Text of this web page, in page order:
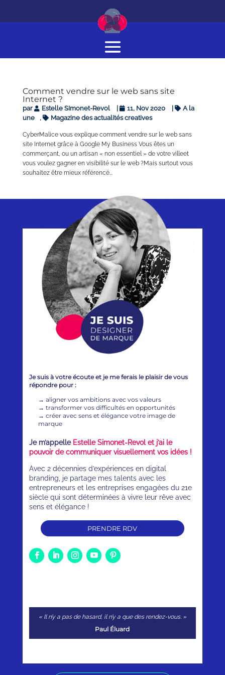
Comment vendre sur le web sans site
Internet ?
par Estelle SImonet-Revol 11, Nov 2020
A la
une
, Magazine des actualités creatives
CyberMalice vous explique comment vendre sur le web sans
site Internet grâce à Google My Business Vous êtes un
commerçant, ou un artisan « non essentiel » de votre villeet
vous voulez gagner en visibilité sur le web ?Mais surtout vous
souhaitez être mieux référencé...
Je suis à votre écoute et je me ferais le plaisir de vous
répondre pour :
→aligner vos ambitions avec vos valeurs
→transformer vos difficultés en opportunités
→créer avec sens et élégance votre image de
marque
Je m’appelle Estelle Simonet-Revol et j’ai le
pouvoir de communiquer visuellement vos idées !
Avec 2 décennies d’expériences en digital
branding, je partage mes talents avec les
entrepreneurs et les entreprises engagées du 21e
siècle qui sont déterminées à vivre leur rêve avec
sens et élégance !
PRENDRE RDV
« Il n’y a pas de hasard, il n’y a que des rendez-vous. »
Paul Éluard